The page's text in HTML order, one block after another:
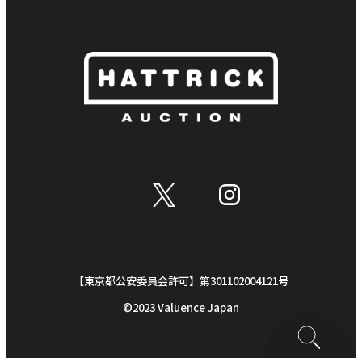
【東京都公安委員会許可】第301102004121号
©︎2023 Valuence Japan